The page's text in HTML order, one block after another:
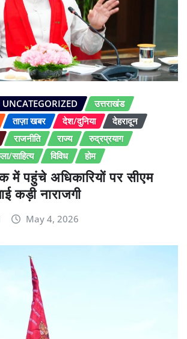
UNCATEGORIZED
उत्तराखंड
ताज़ा खबर देश/दुनिया
देहरादून
राजनीति राज्य
रुद्रप्रयाग
साहित्य विविध होम
में पहुंचे अधिकारियों पर सीएम
कड़ी नाराजगी
May 4, 2026